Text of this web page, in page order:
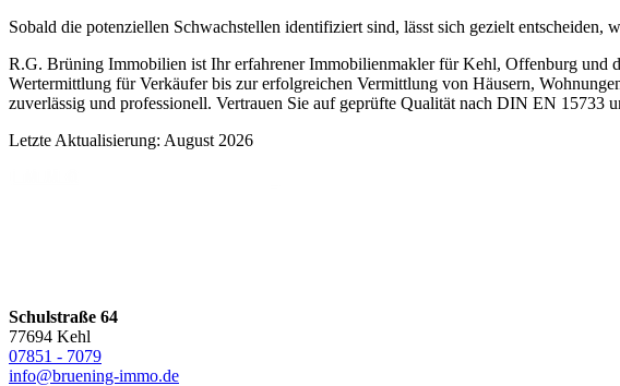
Sobald die potenziellen Schwachstellen identifiziert sind, lässt sich gezielt
R.G. Brüning Immobilien ist Ihr erfahrener Immobilienmakler für Kehl, Offenburg und
Wertermittlung für Verkäufer bis zur erfolgreichen Vermittlung von Häusern,
zuverlässig und professionell. Vertrauen Sie auf geprüfte Qualität nach DIN EN 15733
Letzte Aktualisierung: August 2026
Schulstraße 64
77694 Kehl
07851 - 7079
info@bruening-immo.de